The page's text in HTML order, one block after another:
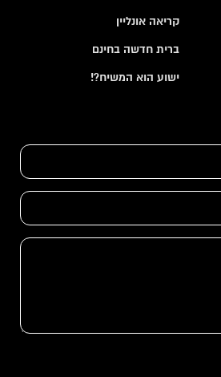
קריאה אונליין
ברית חדשה בחינם
ישוע הוא המשיח?!